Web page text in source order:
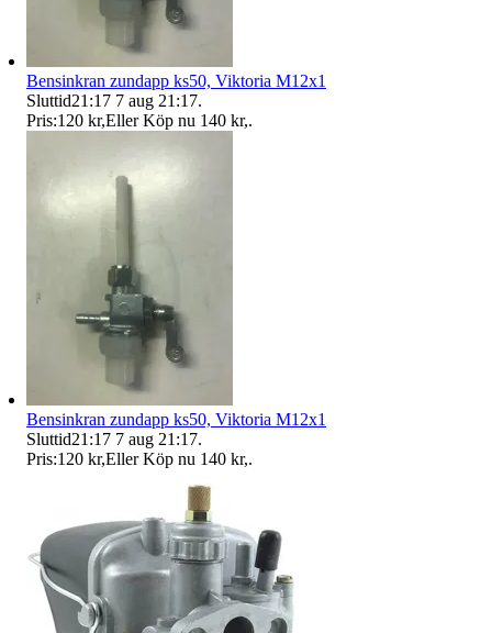
Bensinkran zundapp ks50, Viktoria M12x1
Sluttid21:17 7 aug 21:17.
Pris:120 kr,Eller Köp nu 140 kr,.
Bensinkran zundapp ks50, Viktoria M12x1
Sluttid21:17 7 aug 21:17.
Pris:120 kr,Eller Köp nu 140 kr,.